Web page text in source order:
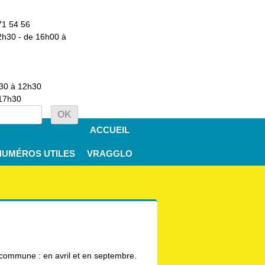
54 56
- de 16h00 à
à 12h30
ACCUEIL
UTILES VRAGGLO
: en avril et en septembre.